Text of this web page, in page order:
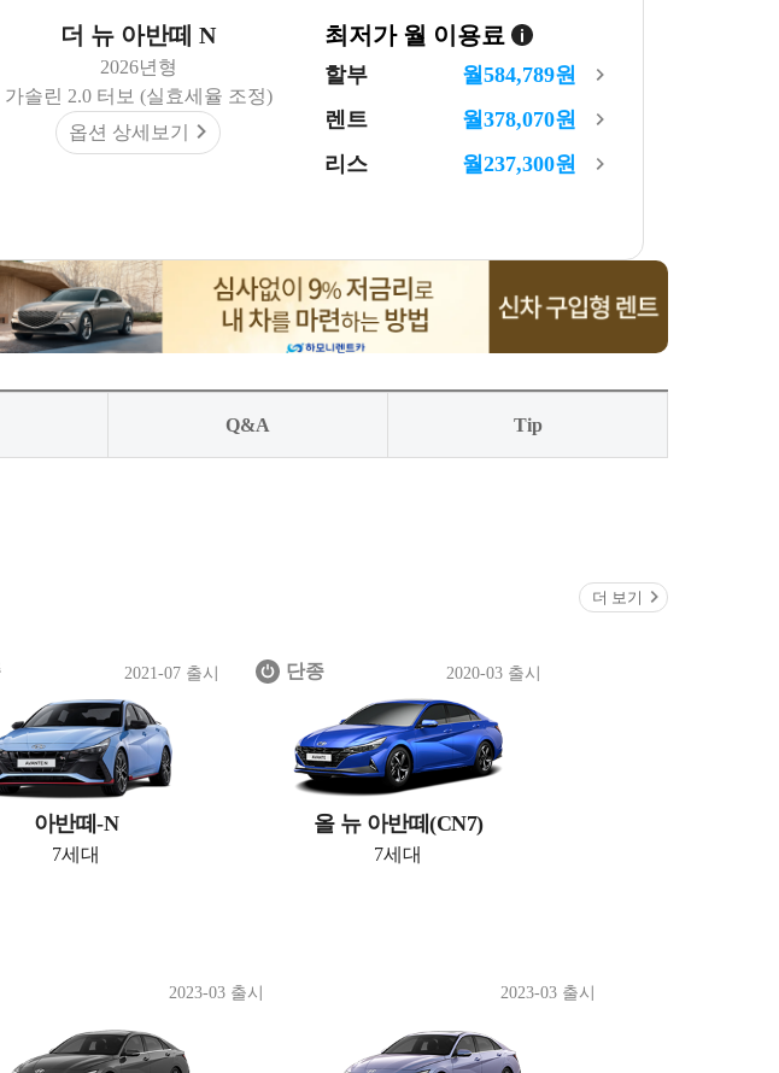
더 뉴 아반떼 N
2026년형
가솔린 2.0 터보 (실효세율 조정)
옵션 상세보기
최저가 월 이용료
할부 월584,789원
렌트
월378,070원
리스
월237,300원
Q&A Tip
더 보기
아반떼-N
2021-07 출시
7세대
단종
올 뉴 아반떼(CN7)
2020-03 출시
7세대
2023-03 출시 2023-03 출시